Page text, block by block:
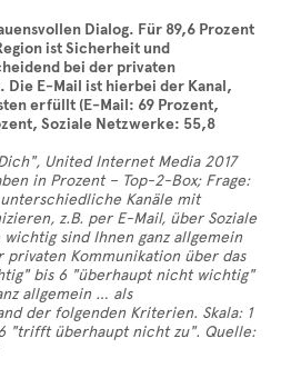
Dialog. Für 89,6 Prozent
ist Sicherheit und
bei der privaten
E-Mail ist hierbei der Kanal,
erfüllt (E-Mail: 69 Prozent,
Soziale Netzwerke: 55,8
United Internet Media 2017
in Prozent – Top-2-Box; Frage:
Kanäle mit
z.B. per E-Mail, über Soziale
sind Ihnen ganz allgemein
Kommunikation über das
bis 6 "überhaupt nicht wichtig"
allgemein … als
der folgenden Kriterien. Skala: 1
"trifft überhaupt nicht zu". Quelle: